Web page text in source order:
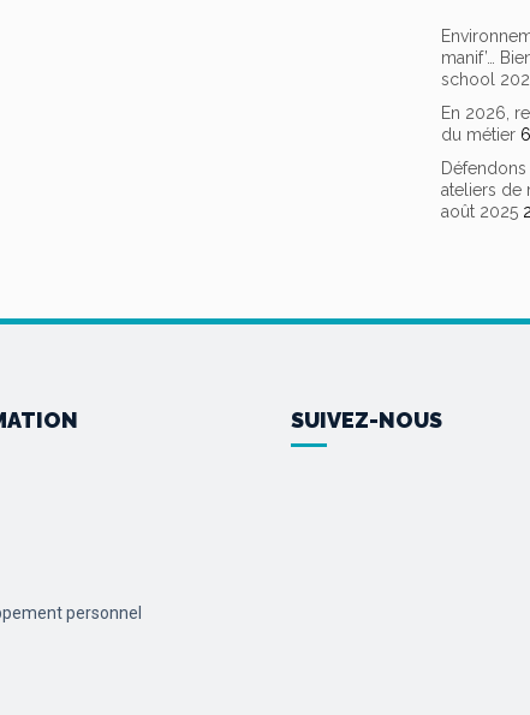
manif’…
school
En 2026,
du métier
ateliers de
août 2025
personnel
SUIVEZ-NOUS